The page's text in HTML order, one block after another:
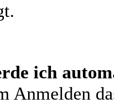
ich
Anmelden